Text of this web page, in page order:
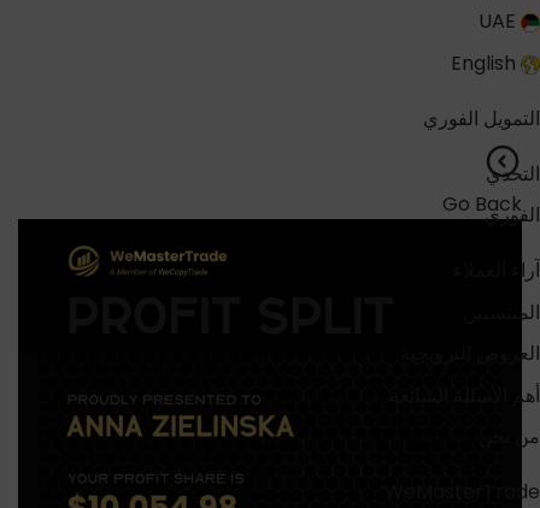
التمويل الفوري
التحدي
الفوري
آراء العملاء
المنتسبين
العروض الترويجية
أهم الأسئلة الشائعة
من نحن
WeMasterTrade
Go Back